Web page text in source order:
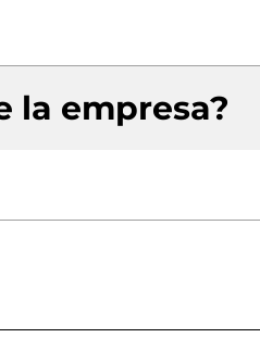
la empresa?